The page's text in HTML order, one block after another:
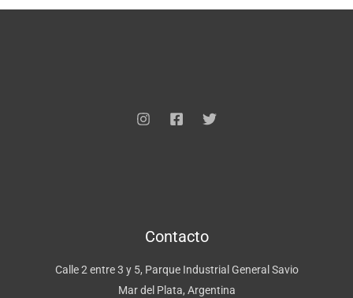
Contacto
Calle 2 entre 3 y 5, Parque Industrial General Savio
Mar del Plata, Argentina